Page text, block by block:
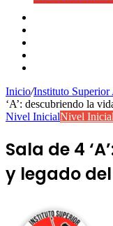
Inicio/Instituto Superior
‘A’: descubriendo la
Nivel InicialNivel
Sala de 4
y legado